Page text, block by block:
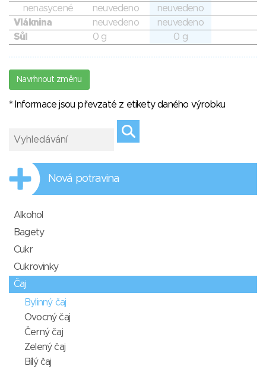
nenasycené
neuvedeno
neuvedeno
Vláknina
neuvedeno
neuvedeno
Sůl
0 g 0 g
Navrhnout změnu
* Informace jsou převzaté z etikety daného výrobku
Nová potravina
Alkohol
Bagety
Cukr
Cukrovinky
Čaj
Bylinný čaj
Ovocný čaj
Černý čaj
Zelený čaj
Bílý čaj